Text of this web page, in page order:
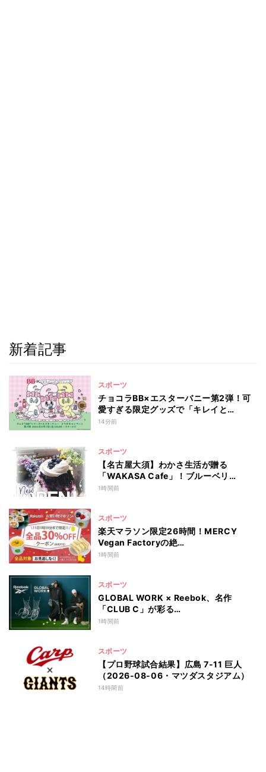
新着記事
スポーツ
チョコラBB×エスターバニー第2弾！可
愛すぎる限定グッズで「キレイと…
14分前
スポーツ
【名古屋大須】わかさ生活が贈る
「WAKASA Cafe」！ブルーベリ…
1時間前
スポーツ
楽天マラソン限定26時間！MERCY
Vegan Factoryの絶…
1時間前
スポーツ
GLOBAL WORK × Reebok、名作
「CLUB C」が彩る…
1時間前
スポーツ
【プロ野球試合結果】広島 7-11 巨人
（2026-08-06・マツダスタジアム）
14時間前